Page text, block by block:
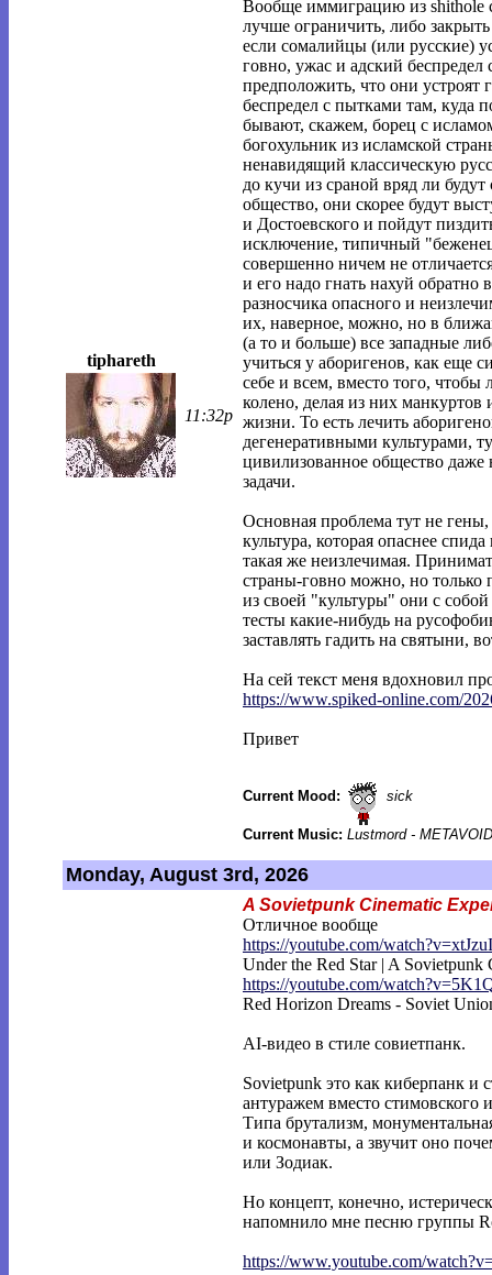
tiphareth
11:32p
Вообще иммиграцию из shithole
лучше ограничить, либо
если сомалийцы (или русские)
говно, ужас и адский
предположить, что они устроят
беспредел с пытками там, куда
бывают, скажем, борец с
богохульник из исламской
ненавидящий классическую
до кучи из сраной вряд ли
общество, они скорее будут
и Достоевского и пойдут
исключение, типичный
совершенно ничем не
и его надо гнать нахуй обратно
разносчика опасного и
их, наверное, можно, но в
(а то и больше) все западные
учиться у аборигенов, как еще
себе и всем, вместо того, чтобы
колено, делая из них манкуртов
жизни. То есть лечить
дегенеративными культурами,
цивилизованное общество даже
задачи.
Основная проблема тут не гены,
культура, которая опаснее
такая же неизлечимая.
страны-говно можно, но только
из своей "культуры" они с
тесты какие-нибудь на
заставлять гадить на святыни,
На сей текст меня вдохновил
https://www.spiked-online.com/
Привет
Current Mood: sick
Current Music: Lustmord - METAVOID
Monday, August 3rd, 2026
A Sovietpunk Cinematic
Отличное вообще
https://youtube.com/
Under the Red Star | A Sovietpunk
https://youtube.com/
Red Horizon Dreams - Soviet
AI-видео в стиле совиетпанк.
Sovietpunk это как киберпанк и
антуражем вместо стимовского
Типа брутализм,
и космонавты, а звучит оно
или Зодиак.
Но концепт, конечно,
напомнило мне песню группы
https://www.youtube.com/